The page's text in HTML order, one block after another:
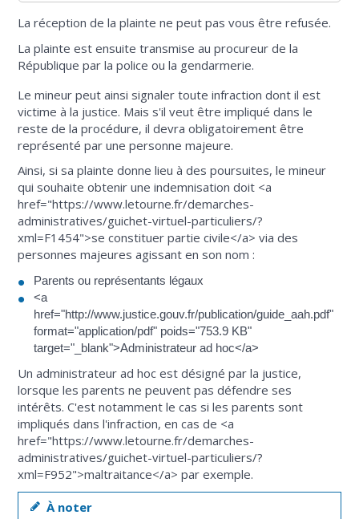
La réception de la plainte ne peut pas vous être refusée.
La plainte est ensuite transmise au procureur de la
République par la police ou la gendarmerie.
Le mineur peut ainsi signaler toute infraction dont il est
victime à la justice. Mais s'il veut être impliqué dans le
reste de la procédure, il devra obligatoirement être
représenté par une personne majeure.
Ainsi, si sa plainte donne lieu à des poursuites, le mineur
qui souhaite obtenir une indemnisation doit <a
href="https://www.letourne.fr/demarches-
administratives/guichet-virtuel-particuliers/?
xml=F1454">se constituer partie civile</a> via des
personnes majeures agissant en son nom :
Parents ou représentants légaux
<a
href="http://www.justice.gouv.fr/publication/guide_aah.pdf"
format="application/pdf" poids="753.9 KB"
target="_blank">Administrateur ad hoc</a>
Un administrateur ad hoc est désigné par la justice,
lorsque les parents ne peuvent pas défendre ses
intérêts. C'est notamment le cas si les parents sont
impliqués dans l'infraction, en cas de <a
href="https://www.letourne.fr/demarches-
administratives/guichet-virtuel-particuliers/?
xml=F952">maltraitance</a> par exemple.
À noter